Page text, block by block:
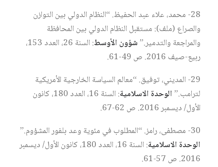
28- محمد، علاء عبد الحفيظ. “النظام الدولي بين التوازن
والصراع (ملف): مستقبل النظام الدولي بين المحافظة
والمراجعة والتدمير.”شؤون الأوسط
: السنة 26، العدد 153،
ربيع-صيف 2016. ص 49-61.
29- المديني، توفيق. “معالم السياسة الخارجية الأمريكية
لترامب.”الوحدة الاسلامية
: السنة 16، العدد 180، كانون
الأول/ ديسمبر 2016. ص 62-67.
30- مصطفى، رامز. “المطلوب في مئوية وعد بلفور المشؤوم.”
الوحدة الاسلامية
: السنة 16، العدد 180، كانون الأول/ ديسمبر
2016. ص 57-61.